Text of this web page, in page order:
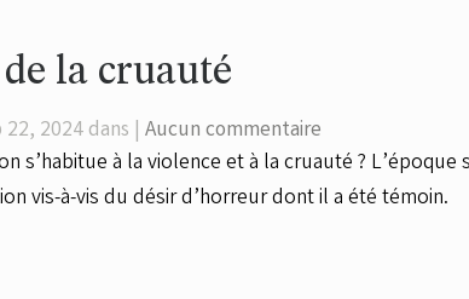
la cruauté
2024 dans | Aucun commentaire
s’habitue à la violence et à la cruauté ?
vis-à-vis du désir d’horreur dont il a été